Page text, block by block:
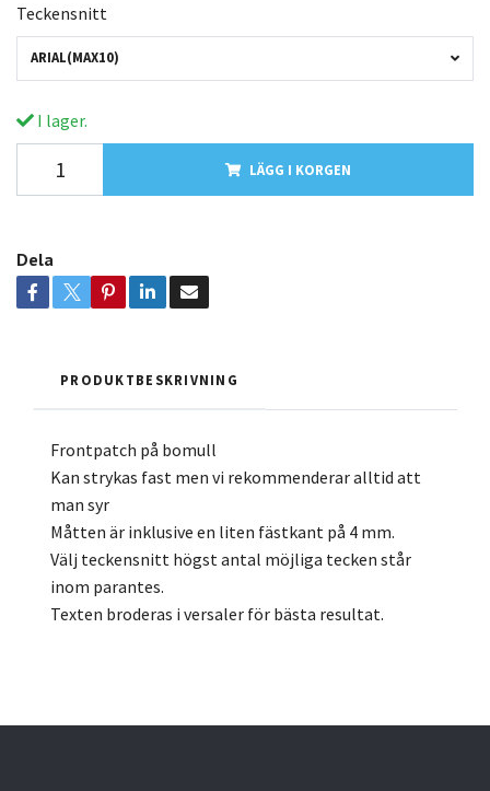
Teckensnitt
ARIAL(MAX10)
I lager.
LÄGG I KORGEN
Dela
PRODUKTBESKRIVNING
Frontpatch på bomull
Kan strykas fast men vi rekommenderar alltid att
man syr
Måtten är inklusive en liten fästkant på 4 mm.
Välj teckensnitt högst antal möjliga tecken står
inom parantes.
Texten broderas i versaler för bästa resultat.